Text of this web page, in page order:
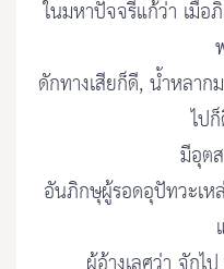
ในมหาปัจจรีแก้ว่า เมื่อ
ดักทางเสียก็ดี, น้ำหลา
ไป
มีอุต
อันภิกษุผู้รอดอุปัทวะเ